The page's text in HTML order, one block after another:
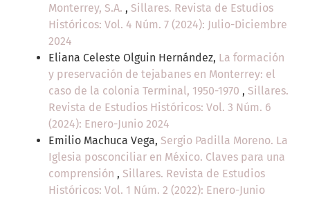
Monterrey, S.A. , Sillares. Revista de Estudios
Históricos: Vol. 4 Núm. 7 (2024): Julio-Diciembre
2024
Eliana Celeste Olguin Hernández, La formación
y preservación de tejabanes en Monterrey: el
caso de la colonia Terminal, 1950-1970 , Sillares.
Revista de Estudios Históricos: Vol. 3 Núm. 6
(2024): Enero-Junio 2024
Emilio Machuca Vega, Sergio Padilla Moreno. La
Iglesia posconciliar en México. Claves para una
comprensión , Sillares. Revista de Estudios
Históricos: Vol. 1 Núm. 2 (2022): Enero-Junio